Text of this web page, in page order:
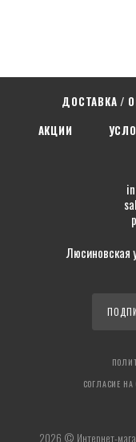
ДОСТАВКА /
АКЦИИ
Люсиновская
СОГЛАСИЕ
2026 © Интернет-